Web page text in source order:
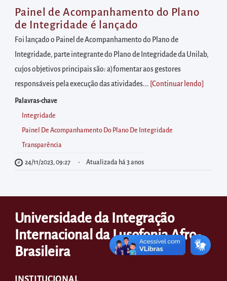
menu
principal
Acessar
diretamente
à
área
para
realizar
buscas
internas
Acessar
diretamente
postas
no
rodapé
Painel de Acompanhamento do Plano
de Integridade é lançado
Foi lançado o Painel de Acompanhamento do Plano de
Integridade, parte integrante do Plano de Integridade da Unilab,
cujos objetivos principais são: a)fomentar aos gestores
responsáveis pela execução das atividades... [Continuar lendo
Palavras-chave
Integridade
Painel De Acompanhamento Do Plano De Integridade
Transparência
24/11/2023, 09:27 Atualizada há 3 anos
Universidade da Integração
Internacional da Lusofonia Afro-
Brasileira